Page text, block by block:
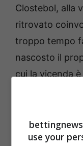
Clostebol, alla
ritrovato
troppo tempo
nascosto il
cui la vicenda
da criticare
stato un
nei confronti
use your